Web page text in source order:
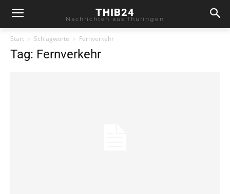
THIB24
Nachrichten aus Thüringen
Start Schlagworte Fernverkehr
Tag: Fernverkehr